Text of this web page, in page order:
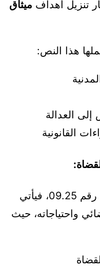
تنزيل أهداف ميثاق
هذا النص:
العدالة
القانونية
أما مشروع القانون التنظيمي رقم 09.25، فيأتي
واحتياجاته، حيث